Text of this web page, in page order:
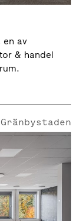
en av
& handel
Gränbystaden